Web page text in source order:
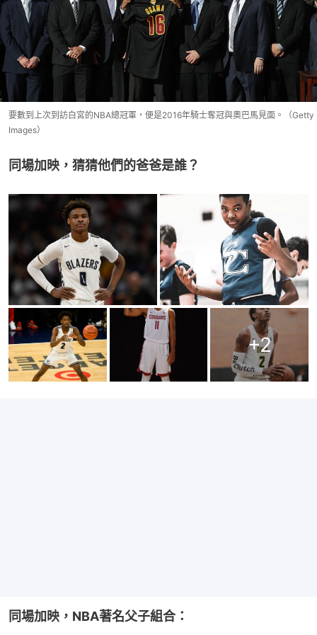
要數到上次到訪白宮的NBA總冠軍，便是2016年騎士奪冠與奧巴馬見面。（Getty
Images）
同場加映，猜猜他們的爸爸是誰？
+2
同場加映，NBA著名父子組合：